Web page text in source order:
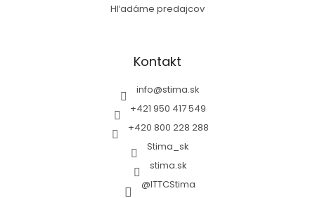
Hľadáme predajcov
Kontakt
info@stima.sk
+421 950 417 549
+420 800 228 288
Stima_sk
stima.sk
@ITTCStima